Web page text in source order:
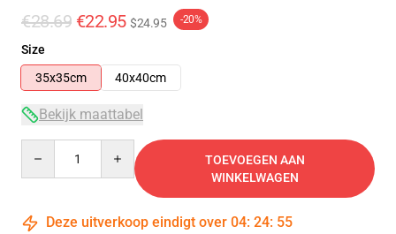
€28.69 €22.95 $24.95 -20%
Size
35x35cm
40x40cm
Bekijk maattabel
TOEVOEGEN AAN
WINKELWAGEN
Deze uitverkoop eindigt over 04: 24: 54